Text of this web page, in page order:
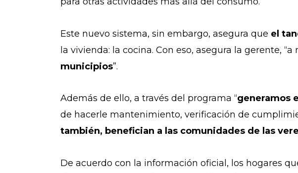
Este nuevo sistema, sin embargo, asegura que el
la vivienda: la cocina. Con eso, asegura la gerente,
municipios”.
Además de ello, a través del programa “generamos
de hacerle mantenimiento, verificación de
también, benefician a las comunidades de las
De acuerdo con la información oficial, los hogares